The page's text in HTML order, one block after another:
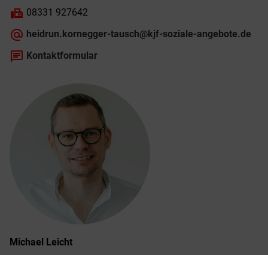
fax 08331 927642
alternate_email heidrun.kornegger-tausch@kjf-soziale-angebote.de
chat Kontaktformular
Michael
Leicht